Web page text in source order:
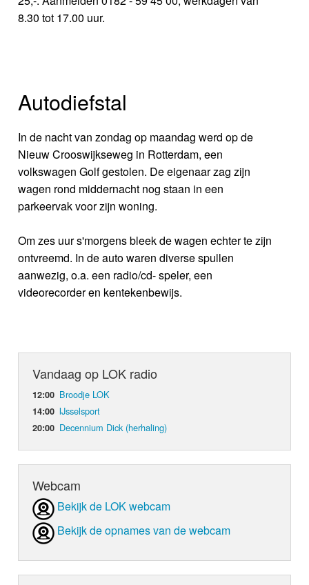
8.30 tot 17.00 uur.
Autodiefstal
In de nacht van zondag op maandag werd op de
Nieuw Crooswijkseweg in Rotterdam, een
volkswagen Golf gestolen. De eigenaar zag zijn
wagen rond middernacht nog staan in een
parkeervak voor zijn woning.
Om zes uur s'morgens bleek de wagen echter te zijn
ontvreemd. In de auto waren diverse spullen
aanwezig, o.a. een radio/cd- speler, een
videorecorder en kentekenbewijs.
Vandaag op LOK radio
12:00 Broodje LOK
14:00 IJsselsport
20:00 Decennium Dick (herhaling)
Webcam
Bekijk de LOK webcam
Bekijk de opnames van de webcam